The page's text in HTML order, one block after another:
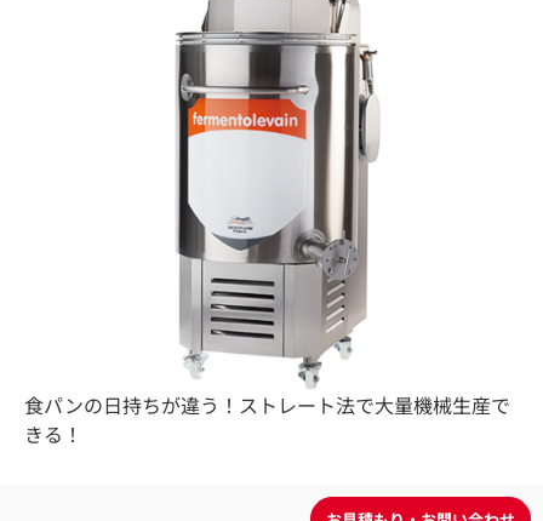
食パンの日持ちが違う！ストレート法で大量機械生産で
きる！